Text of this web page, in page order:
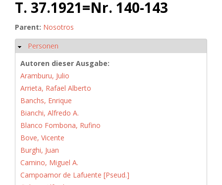
T. 37.1921=Nr. 140-143
Parent: Nosotros
Hide
Personen
Autoren dieser Ausgabe:
Aramburu, Julio
Arrieta, Rafael Alberto
Banchs, Enrique
Bianchi, Alfredo A.
Blanco Fombona, Rufino
Bove, Vicente
Burghi, Juan
Camino, Miguel A.
Campoamor de Lafuente [Pseud.]